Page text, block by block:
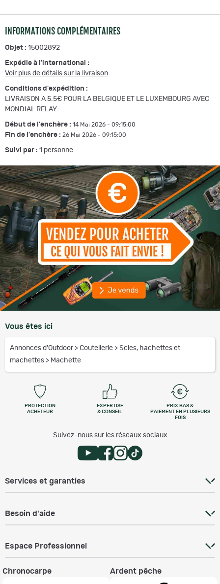
INFORMATIONS COMPLÉMENTAIRES
Objet : 15002892
Expédie à l'international :
Voir plus de détails sur la livraison
Conditions d'expédition :
LIVRAISON A 5.5€ POUR LA BELGIQUE ET LE LUXEMBOURG AVEC
MONDIAL RELAY
Début de l'enchère : 14 Mai 2026 - 09:15:00
Fin de l'enchère : 26 Mai 2026 - 09:15:00
Suivi par : 1 personne
Vous êtes ici
Annonces d'Outdoor > Coutellerie > Scies, hachettes et
machettes > Machette
PROTECTION
ACHETEUR
EXPERTISE
& CONSEIL
PRIX BAS &
PAIEMENT EN PLUSIEURS
FOIS
Suivez-nous sur les réseaux sociaux
Services et garanties
Besoin d'aide
Espace Professionnel
Chronocarpe Ardent pêche